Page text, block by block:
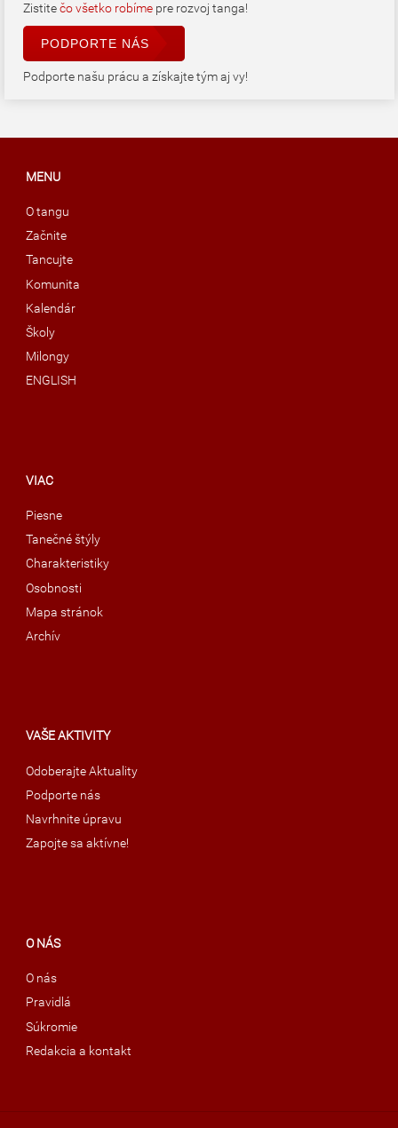
Zistitečo všetko robíme pre rozvoj tanga!
PODPORTE NÁS
Podporte našu prácu a získajte tým aj vy!
MENU
O tangu
Začnite
Tancujte
Komunita
Kalendár
Školy
Milongy
ENGLISH
VIAC
Piesne
Tanečné štýly
Charakteristiky
Osobnosti
Mapa stránok
Archív
VAŠE AKTIVITY
Odoberajte Aktuality
Podporte nás
Navrhnite úpravu
Zapojte sa aktívne!
O NÁS
O nás
Pravidlá
Súkromie
Redakcia a kontakt